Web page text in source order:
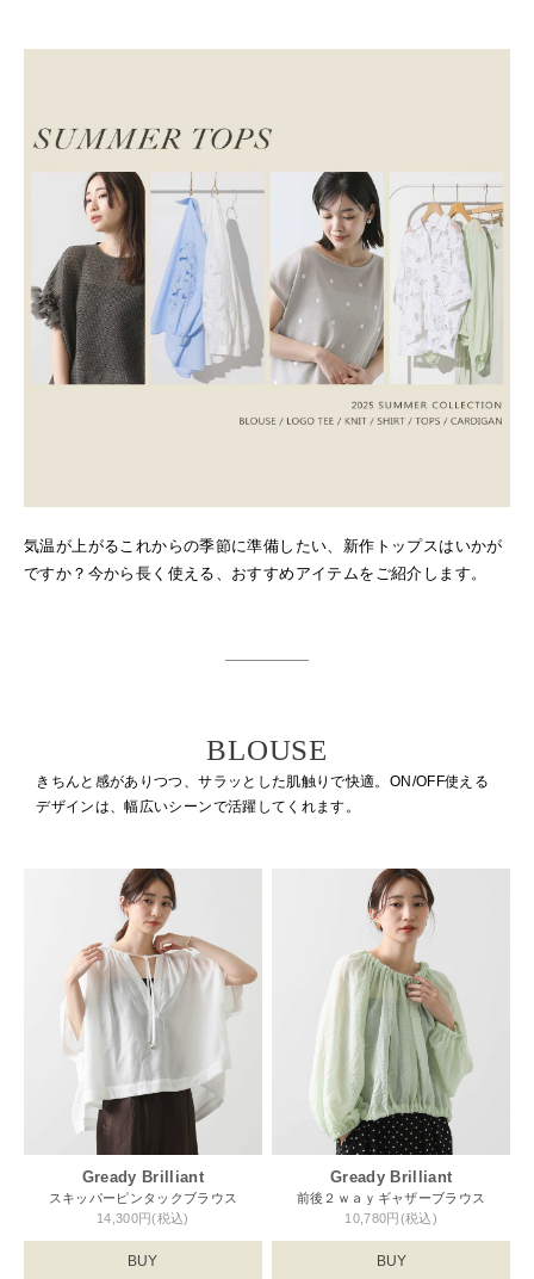
気温が上がるこれからの季節に準備したい、新作トップスはいかが
ですか？ 今から長く使える、おすすめアイテムをご紹介します。
BLOUSE
きちんと感がありつつ、サラッとした肌触りで快適。 ON/OFF使える
デザインは、幅広いシーンで活躍してくれます。
Gready Brilliant
スキッパーピンタックブラウス
14,300円(税込)
BUY
Gready Brilliant
前後２ｗａｙギャザーブラウス
10,780円(税込)
BUY